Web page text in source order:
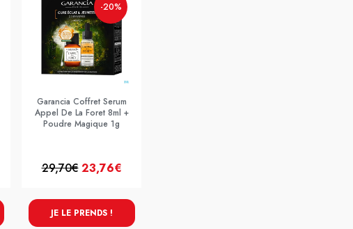
-20%
Garancia Coffret Serum
Appel De La Foret 8ml +
Poudre Magique 1g
29,70€23,76€
JE LE PRENDS !